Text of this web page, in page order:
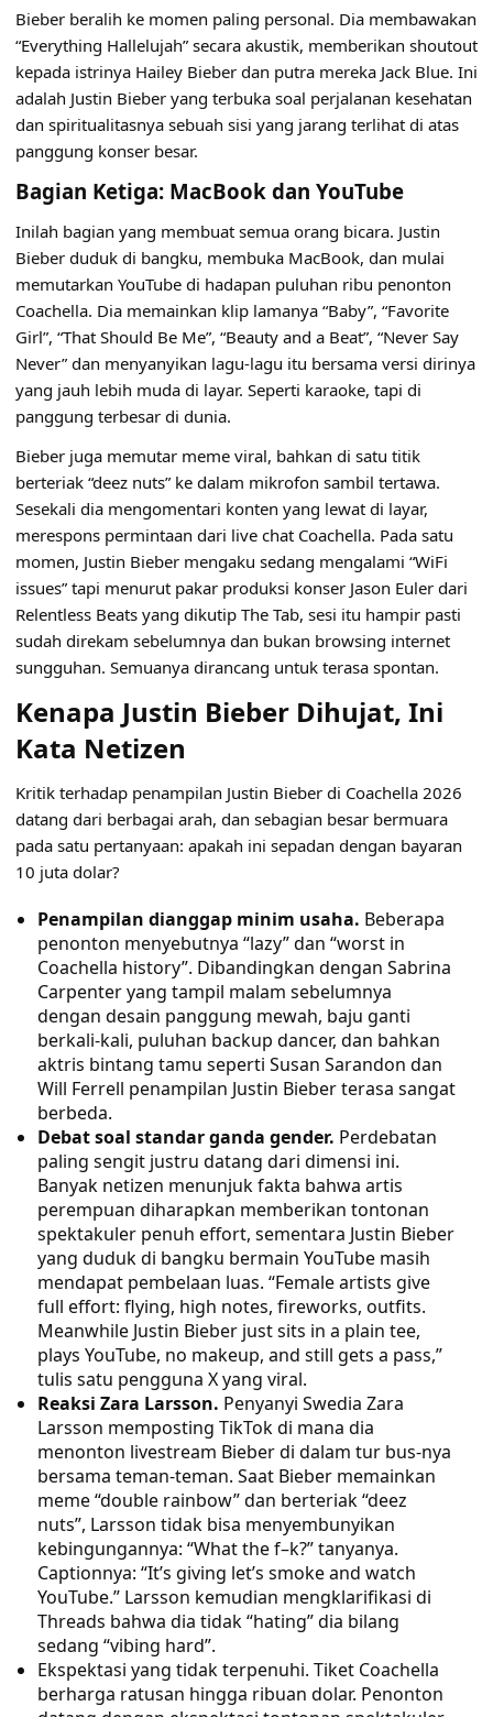
Bieber beralih ke momen paling personal. Dia membawakan
“Everything Hallelujah” secara akustik, memberikan shoutout
kepada istrinya Hailey Bieber dan putra mereka Jack Blue. Ini
adalah Justin Bieber yang terbuka soal perjalanan kesehatan
dan spiritualitasnya sebuah sisi yang jarang terlihat di atas
panggung konser besar.
Bagian Ketiga: MacBook dan YouTube
Inilah bagian yang membuat semua orang bicara. Justin
Bieber duduk di bangku, membuka MacBook, dan mulai
memutarkan YouTube di hadapan puluhan ribu penonton
Coachella. Dia memainkan klip lamanya “Baby”, “Favorite
Girl”, “That Should Be Me”, “Beauty and a Beat”, “Never Say
Never” dan menyanyikan lagu-lagu itu bersama versi dirinya
yang jauh lebih muda di layar. Seperti karaoke, tapi di
panggung terbesar di dunia.
Bieber juga memutar meme viral, bahkan di satu titik
berteriak “deez nuts” ke dalam mikrofon sambil tertawa.
Sesekali dia mengomentari konten yang lewat di layar,
merespons permintaan dari live chat Coachella. Pada satu
momen, Justin Bieber mengaku sedang mengalami “WiFi
issues” tapi menurut pakar produksi konser Jason Euler dari
Relentless Beats yang dikutip The Tab, sesi itu hampir pasti
sudah direkam sebelumnya dan bukan browsing internet
sungguhan. Semuanya dirancang untuk terasa spontan.
Kenapa Justin Bieber Dihujat, Ini
Kata Netizen
Kritik terhadap penampilan Justin Bieber di Coachella 2026
datang dari berbagai arah, dan sebagian besar bermuara
pada satu pertanyaan: apakah ini sepadan dengan bayaran
10 juta dolar?
Penampilan dianggap minim usaha. Beberapa
penonton menyebutnya “lazy” dan “worst in
Coachella history”. Dibandingkan dengan Sabrina
Carpenter yang tampil malam sebelumnya
dengan desain panggung mewah, baju ganti
berkali-kali, puluhan backup dancer, dan bahkan
aktris bintang tamu seperti Susan Sarandon dan
Will Ferrell penampilan Justin Bieber terasa sangat
berbeda.
Debat soal standar ganda gender. Perdebatan
paling sengit justru datang dari dimensi ini.
Banyak netizen menunjuk fakta bahwa artis
perempuan diharapkan memberikan tontonan
spektakuler penuh effort, sementara Justin Bieber
yang duduk di bangku bermain YouTube masih
mendapat pembelaan luas. “Female artists give
full effort: flying, high notes, fireworks, outfits.
Meanwhile Justin Bieber just sits in a plain tee,
plays YouTube, no makeup, and still gets a pass,”
tulis satu pengguna X yang viral.
Reaksi Zara Larsson. Penyanyi Swedia Zara
Larsson memposting TikTok di mana dia
menonton livestream Bieber di dalam tur bus-nya
bersama teman-teman. Saat Bieber memainkan
meme “double rainbow” dan berteriak “deez
nuts”, Larsson tidak bisa menyembunyikan
kebingungannya: “What the f–k?” tanyanya.
Captionnya: “It’s giving let’s smoke and watch
YouTube.” Larsson kemudian mengklarifikasi di
Threads bahwa dia tidak “hating” dia bilang
sedang “vibing hard”.
Ekspektasi yang tidak terpenuhi. Tiket Coachella
berharga ratusan hingga ribuan dolar. Penonton